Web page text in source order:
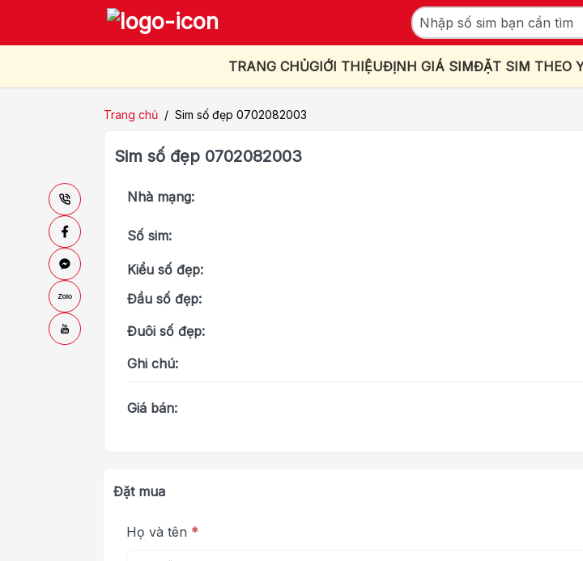
TRANG CHỦGIỚI THIỆUĐỊNH GIÁ SIMĐẶT SIM THEO
Trang chủ / Sim số đẹp 0702082003
Sim số đẹp 0702082003
Nhà mạng:
Số sim:
Kiểu số đẹp:
Đầu số đẹp:
Đuôi số đẹp:
Ghi chú:
Giá bán:
Đặt mua
Họ và tên *